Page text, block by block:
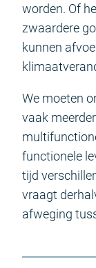
worden. Of
zwaardere
kunnen
We moeten
vaak
functionele
tijd
vraagt
afweging